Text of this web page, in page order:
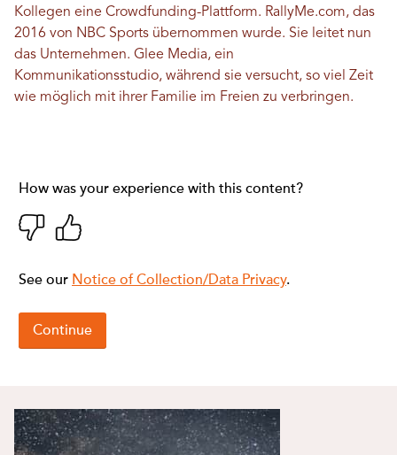
Kollegen eine Crowdfunding-Plattform. RallyMe.com, das
2016 von NBC Sports übernommen wurde. Sie leitet nun
das Unternehmen. Glee Media, ein
Kommunikationsstudio, während sie versucht, so viel Zeit
wie möglich mit ihrer Familie im Freien zu verbringen.